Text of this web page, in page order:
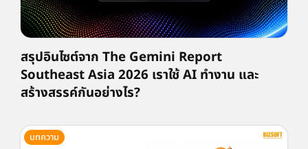
สรุปอินไซต์จาก The Gemini Report
Southeast Asia 2026 เราใช้ AI ทำงาน และ
สร้างสรรค์กันอย่างไร?
บทความ